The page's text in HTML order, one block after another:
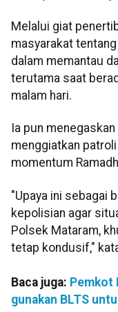
Melalui giat
masyarakat
dalam memantau
terutama saat
malam hari.
Ia pun
menggiatkan
momentum
"Upaya ini sebagai
kepolisian agar
Polsek Mataram,
tetap kondusif,"
Baca juga: Pemkot
gunakan BLTS